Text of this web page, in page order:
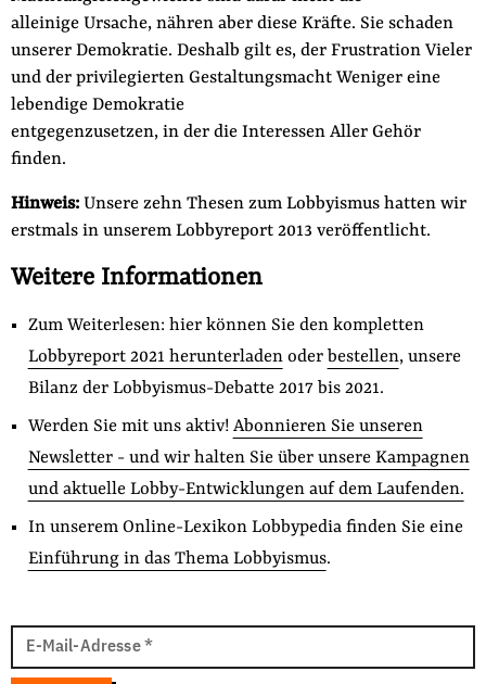
alleinige Ursache, nähren aber diese Kräfte. Sie schaden
unserer Demokratie. Deshalb gilt es, der Frustration Vieler
und der pri­vilegierten Gestaltungsmacht Weniger eine
lebendige Demokratie
entgegenzusetzen, in der die Interessen Aller Gehör
finden.
Hinweis: Unsere zehn Thesen zum Lobbyismus hatten wir
erstmals in unserem Lobbyreport 2013 veröffentlicht.
Weitere Informationen
Zum Weiterlesen: hier können Sie den kompletten
Lobbyreport 2021 herunterladenoder bestellen, unsere
Bilanz der Lobbyismus-Debatte 2017 bis 2021.
Werden Sie mit uns aktiv! Abonnieren Sie unseren
Newsletter - und wir halten Sie über unsere Kampagnen
und aktuelle Lobby-Entwicklungen auf dem Laufenden.
In unserem Online-Lexikon Lobbypedia finden Sie eine
Einführung in das Thema Lobbyismus.
Mail
Adresse
E-Mail-Adresse *